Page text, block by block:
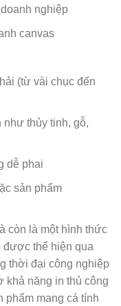
nghiệp
canvas
(từ vài chục đến
như thủy tinh, gỗ,
dễ phai
sản phẩm
còn là một hình thức
được thể hiện qua
thời đại công nghiệp
khả năng in thủ công
mang cá tính